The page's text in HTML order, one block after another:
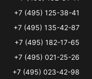
+7 (495) 125-38-41
+7 (495) 135-42-87
+7 (495) 182-17-65
+7 (495) 021-25-26
+7 (495) 023-42-98